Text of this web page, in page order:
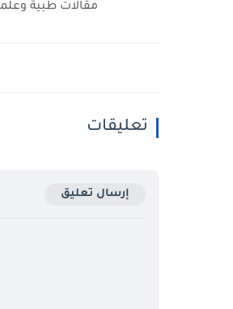
مقالات طبية
تعليقات
إرسال تعليق